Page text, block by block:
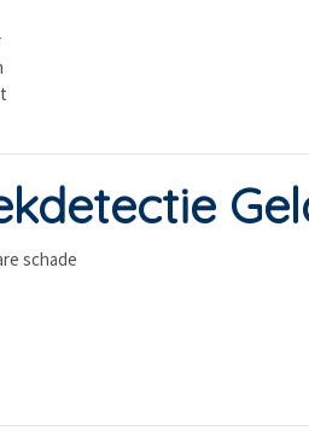
schade